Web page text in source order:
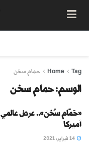
Home Tag حمام سخن
الوسم:حمام سخن
«حَمّام سُخن».. عرض عالمي
أميركا